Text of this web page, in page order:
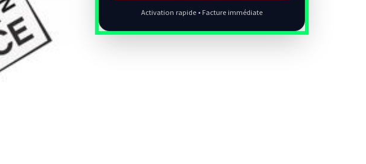
Activation rapide • Facture immédiate